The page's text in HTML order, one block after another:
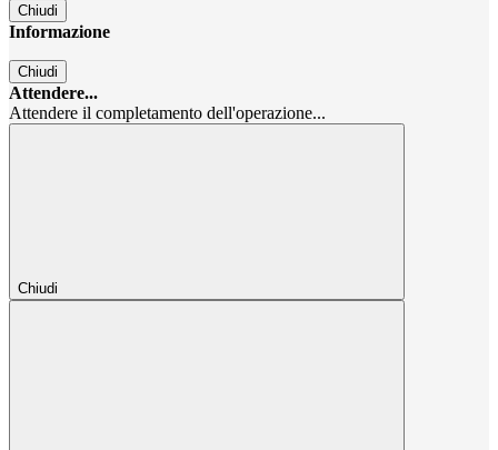
Chiudi
Informazione
Chiudi
Attendere...
Attendere il completamento dell'operazione...
Chiudi